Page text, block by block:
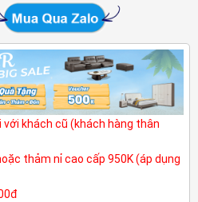
với khách cũ (khách hàng thân
thảm nỉ cao cấp 950K (áp dụng